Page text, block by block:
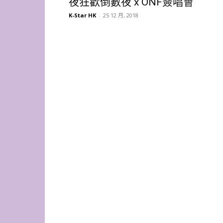
K-Star HK - 25 12 月, 2018